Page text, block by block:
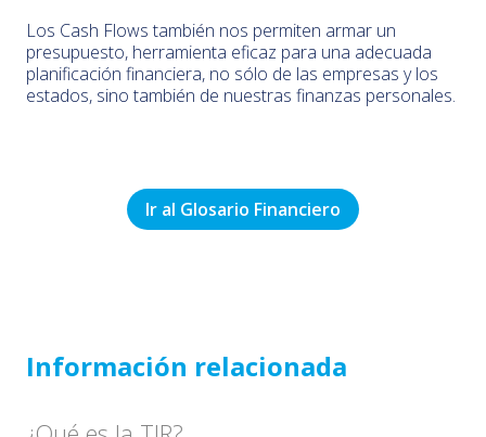
Los Cash Flows también nos permiten armar un
presupuesto, herramienta eficaz para una adecuada
planificación financiera, no sólo de las empresas y los
estados, sino también de nuestras finanzas personales.
Ir al Glosario Financiero
Información relacionada